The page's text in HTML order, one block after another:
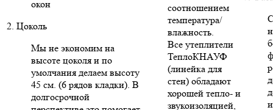
окон
2. Цоколь
Мы не экономим на
высоте цоколя и по
умолчания делаем высоту
45 см. (6 рядов кладки). В
долгосрочной
соотношением
температура/
влажность.
Все утеплители
ТеплоКНАУФ
(линейка для
стен) обладают
хорошей тепло- и
звукоизоляцией,